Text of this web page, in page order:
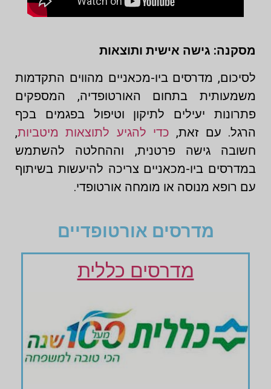
מסקנה: גישה אישית ותוצאות
לסיכום, מדרסים ביו-מכאניים מהווים התקדמות
משמעותית בתחום האורטופדיה, המספקים
פתרונות יעילים לתיקון וטיפול בפגמים בכף
הרגל. עם זאת, כדי להגיע לתוצאות מיטביות,
חשובה גישה פרטנית, וההחלטה להשתמש
במדרסים ביו-מכאניים צריכה להיעשות בשיתוף
עם רופא מנוסה או מומחה אורטופדי.
מדרסים אורטופדיים
מדרסים כללית